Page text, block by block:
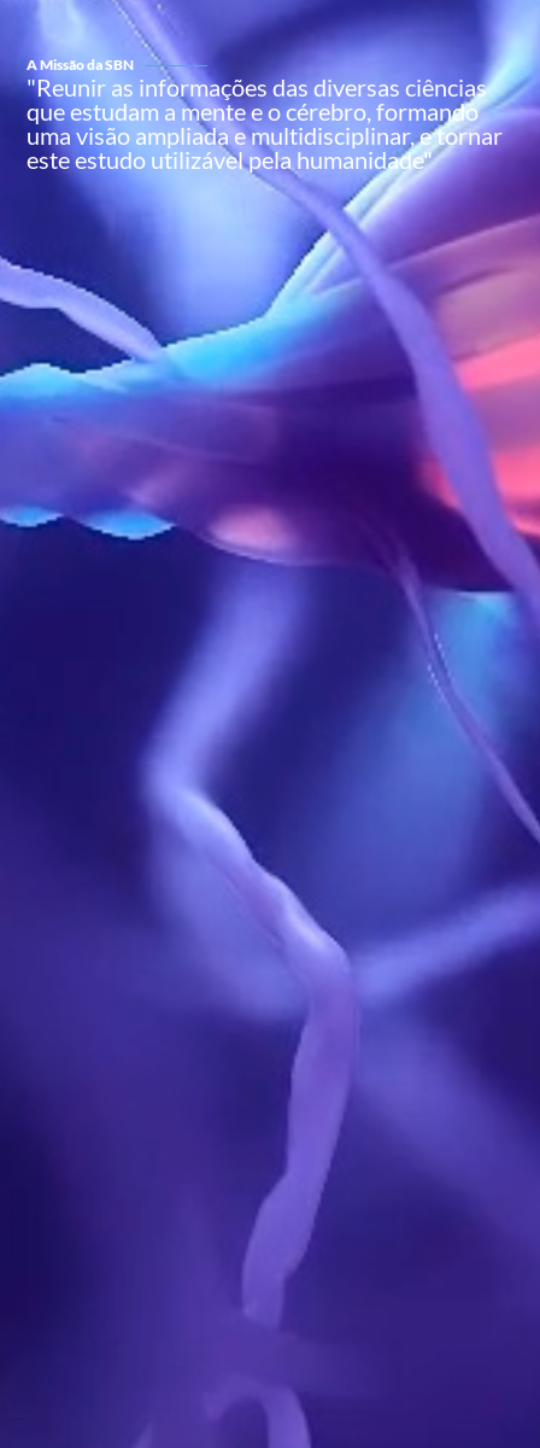
A Missão da SBN
"Reunir as informações das diversas ciências
que estudam a mente e o cérebro, formando
uma visão ampliada e multidisciplinar, e tornar
este estudo utilizável pela humanidade"